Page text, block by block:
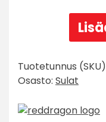
Tuotetunnus
Osasto: Sulat